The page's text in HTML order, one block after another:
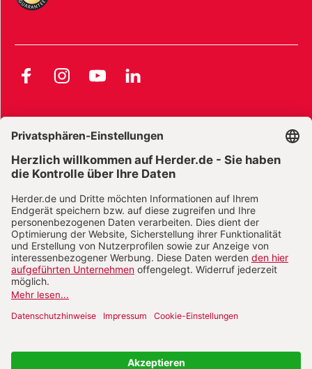
FacebookInstagramYouTubeLinkedIn
Widerrufsbelehrung E-Books
Widerrufsbelehrung Zeitschriften Datenschutz
Datenschutz Social Media Barrierefreiheit
Vertrag widerrufen